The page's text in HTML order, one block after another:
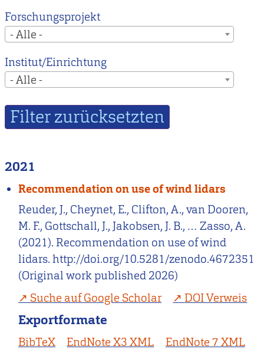
Forschungsprojekt
- Alle -
Institut/Einrichtung
- Alle -
2021
Recommendation on use of wind lidars
Reuder, J., Cheynet, E., Clifton, A., van Dooren,
M. F., Gottschall, J., Jakobsen, J. B., … Zasso, A.
(2021). Recommendation on use of wind
lidars. http://doi.org/10.5281/zenodo.4672351
(Original work published 2026)
Suche auf Google Scholar
DOI Verweis
Exportformate
BibTeX EndNote X3 XML
EndNote 7 XML